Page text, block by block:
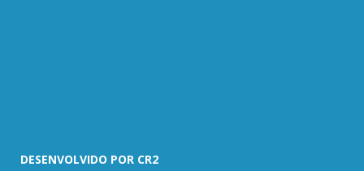
DESENVOLVIDO POR CR2